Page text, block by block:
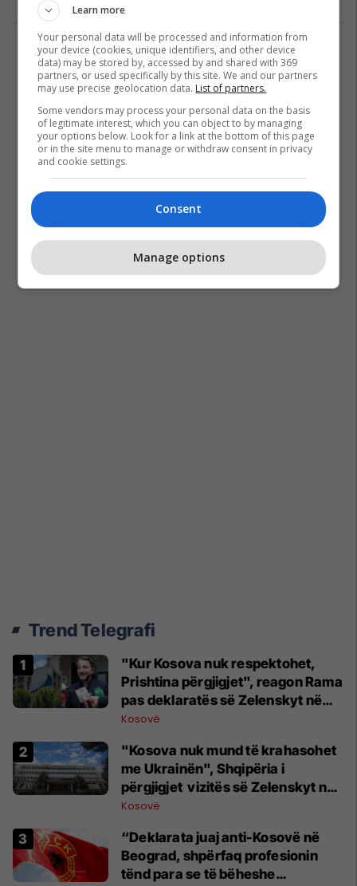
3
Trend Telegrafi
"Kur Kosova nuk respektohet,
Prishtina përgjigjet", reagon Rama
pas deklaratës së Zelenskyt në
Beograd
Kosovë
"Kosova nuk mund të krahasohet
me Ukrainën", Shqipëria i
përgjigjet vizitës së Zelenskyt në
Serbi
Kosovë
“Deklarata juaj anti-Kosovë në
Beograd, shpërfaq profesionin
tënd para se të bëheshe
Learn more
Your personal data will be processed and information from
your device (cookies, unique identifiers, and other device
data) may be stored by, accessed by and shared with 369
partners, or used specifically by this site. We and our partners
may use precise geolocation data. List of partners.
Some vendors may process your personal data on the basis
of legitimate interest, which you can object to by managing
your options below. Look for a link at the bottom of this page
or in the site menu to manage or withdraw consent in privacy
and cookie settings.
Consent
Manage options